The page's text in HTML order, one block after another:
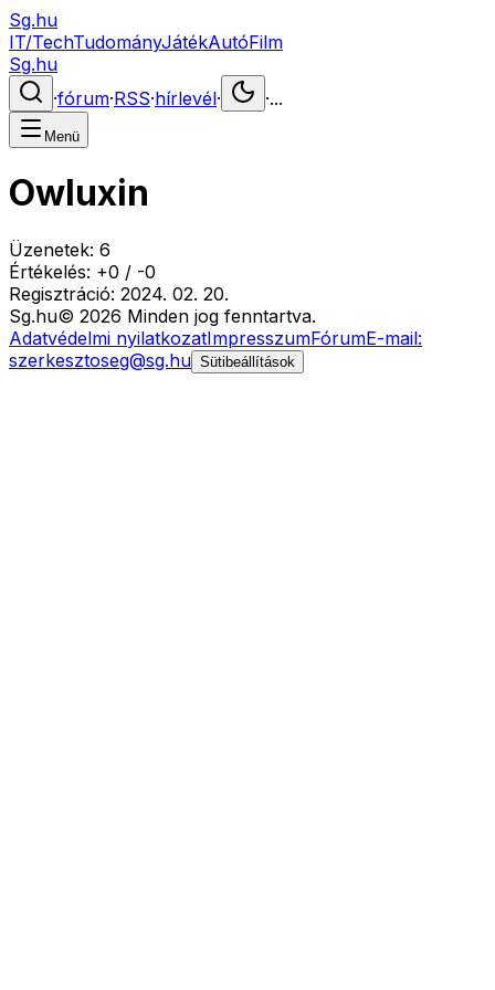
Sg.hu
IT/TechTudományJátékAutóFilm
Sg.hu
·fórum·RSS·hírlevél· ·...
Menü
Owluxin
Üzenetek: 6
Értékelés: +0 / -0
Regisztráció: 2024. 02. 20.
Sg.hu© 2026 Minden jog fenntartva.
Adatvédelmi nyilatkozatImpresszumFórumE-mail:
szerkesztoseg@sg.hu Sütibeállítások